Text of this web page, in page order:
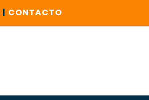
| CONTACTO